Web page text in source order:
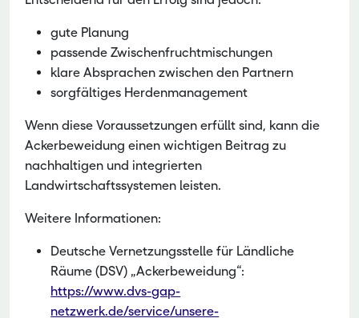
gute Planung
passende Zwischenfruchtmischungen
klare Absprachen zwischen den Partnern
sorgfältiges Herdenmanagement
Wenn diese Voraussetzungen erfüllt sind, kann die
Ackerbeweidung einen wichtigen Beitrag zu
nachhaltigen und integrierten
Landwirtschaftssystemen leisten.
Weitere Informationen:
Deutsche Vernetzungsstelle für Ländliche
Räume (DSV) „Ackerbeweidung“:
https://www.dvs-gap-
netzwerk.de/service/unsere-